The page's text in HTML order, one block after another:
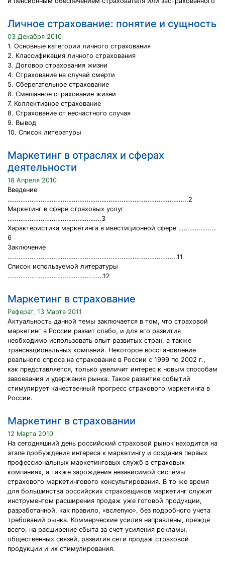
Личное страхование: понятие и сущность
03 Декабря 2010
1. Основные категории личного страхования
2. Классификация личного страхования
3. Договор страхования жизни
4. Страхование на случай смерти
5. Сберегательное страхование
8. Смешанное страхование жизни
7. Коллективное страхование
8. Страхование от несчастного случая
9. Вывод
10. Список литературы
Маркетинг в отраслях и сферах
деятельности
18 Апреля 2010
Введение
……………………………………………………………………………………..2
Маркетинг в сфере страховых услуг
……………………………………………3
Характеристика маркетинга в ивестиционной сфере …………………
6
Заключение
………………………………………………………………………………..11
Список используемой литературы
…………………………………………….12
Маркетинг в страхование
Реферат, 13 Марта 2011
Актуальность данной темы заключается в том, что страховой
маркетинг в России развит слабо, и для его развития
необходимо использовать опыт развитых стран, а также
транснациональных компаний. Некоторое восстановление
реального спроса на страхование в России с 1999 по 2002 г.,
как представляется, только увеличит интерес к новым способам
завоевания и удержания рынка. Такое развитие событий
стимулирует качественный прогресс страхового маркетинга в
России.
Маркетинг в страховании
12 Марта 2010
На сегодняшний день российский страховой рынок находится на
этапе пробуждения интереса к маркетингу и создания первых
профессиональных маркетинговых служб в страховых
компаниях, а также зарождения независимой системы
страхового маркетингового консультирования. В то же время
для большинства российских страховщиков маркетинг служит
инструментом расширения продаж уже готовой продукции,
разработанной, как правило, «вслепую», без подробного учета
требований рынка. Коммерческие усилия направлены, прежде
всего, на расширение сбыта за счет усиления рекламы,
общественных связей, развития сети продаж страховой
продукции и их стимулирования.